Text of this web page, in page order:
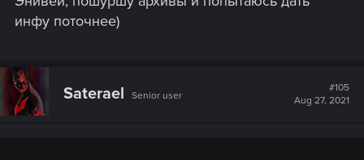
инфу поточнее)
Saterael Senior user
#105
Aug 27, 2021